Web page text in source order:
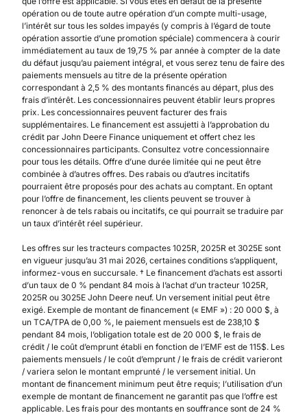
opération ou de toute autre opération d’un compte multi-usage,
l’intérêt sur tous les soldes impayés (y compris à l’égard de toute
opération assortie d’une promotion spéciale) commencera à courir
immédiatement au taux de 19,75 % par année à compter de la date
du défaut jusqu’au paiement intégral, et vous serez tenu de faire des
paiements mensuels au titre de la présente opération
correspondant à 2,5 % des montants financés au départ, plus des
frais d’intérêt. Les concessionnaires peuvent établir leurs propres
prix. Les concessionnaires peuvent facturer des frais
supplémentaires. Le financement est assujetti à l’approbation du
crédit par John Deere Finance uniquement et offert chez les
concessionnaires participants. Consultez votre concessionnaire
pour tous les détails. Offre d’une durée limitée qui ne peut être
combinée à d’autres offres. Des rabais ou d’autres incitatifs
pourraient être proposés pour des achats au comptant. En optant
pour l’offre de financement, les clients peuvent se trouver à
renoncer à de tels rabais ou incitatifs, ce qui pourrait se traduire par
un taux d’intérêt réel supérieur.
Les offres sur les tracteurs compactes 1025R, 2025R et 3025E sont
en vigueur jusqu’au 31 mai 2026, certaines conditions s’appliquent,
informez-vous en succursale. † Le financement d’achats est assorti
d’un taux de 0 % pendant 84 mois à l’achat d’un tracteur 1025R,
2025R ou 3025E John Deere neuf. Un versement initial peut être
exigé. Exemple de montant de financement (« EMF ») : 20 000 $, à
un TCA/TPA de 0,00 %, le paiement mensuels est de 238,10 $
pendant 84 mois, l’obligation totale est de 20 000 $, le frais de
crédit / le coût d’emprunt établi en fonction de l’EMF est de 115$. Les
paiements mensuels / le coût d’emprunt / le frais de crédit varieront
/ variera selon le montant emprunté / le versement initial. Un
montant de financement minimum peut être requis; l’utilisation d’un
exemple de montant de financement ne garantit pas que l’offre est
applicable. Les frais pour des montants en souffrance sont de 24 %